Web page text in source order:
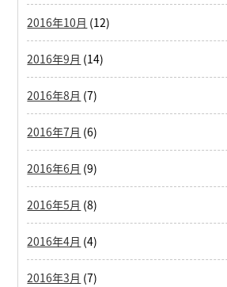
2016年10月 (12)
2016年9月 (14)
2016年8月 (7)
2016年7月 (6)
2016年6月 (9)
2016年5月 (8)
2016年4月 (4)
2016年3月 (7)